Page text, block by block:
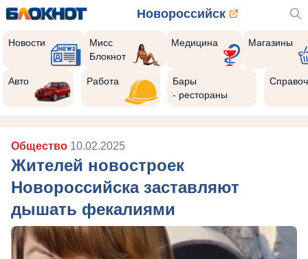
Новороссийск
Новости
Мисс
Блокнот
Медицина Магазины
Авто Работа
Бары
- рестораны
Общество 10.02.2025
Жителей новостроек
Новороссийска заставляют
дышать фекалиями